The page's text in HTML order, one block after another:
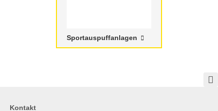
Sportauspuffanlagen
Kontakt